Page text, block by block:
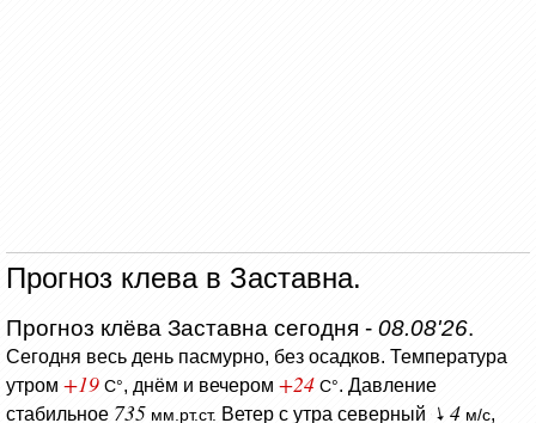
Прогноз клева в Заставна.
Прогноз клёва Заставна сегодня - 08.08'26.
Сегодня весь день пасмурно, без осадков. Температура
утром +19 C°, днём и вечером +24 C°. Давление
стабильное 735 мм.рт.ст. Ветер с утра северный 4 м/с,